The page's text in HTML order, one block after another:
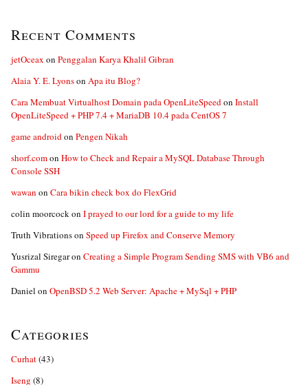
Recent Comments
jetOceax on Penggalan Karya Khalil Gibran
Alaia Y. E. Lyonson Apa itu Blog?
Cara Membuat Virtualhost Domain pada OpenLiteSpeedon Install
OpenLiteSpeed + PHP 7.4 + MariaDB 10.4 pada CentOS 7
game androidon Pengen Nikah
shorf.comon How to Check and Repair a MySQL Database Through
Console SSH
wawan on Cara bikin check box do FlexGrid
colin moorcockon I prayed to our lord for a guide to my life
Truth Vibrationson Speed up Firefox and Conserve Memory
Yusrizal Siregaron Creating a Simple Program Sending SMS with VB6 and
Gammu
Daniel on OpenBSD 5.2 Web Server: Apache + MySql + PHP
Categories
Curhat(43)
Iseng (8)